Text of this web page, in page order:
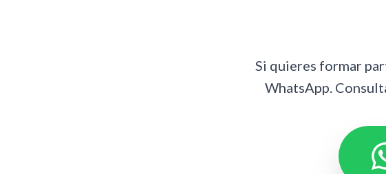
Si quieres formar
WhatsApp.